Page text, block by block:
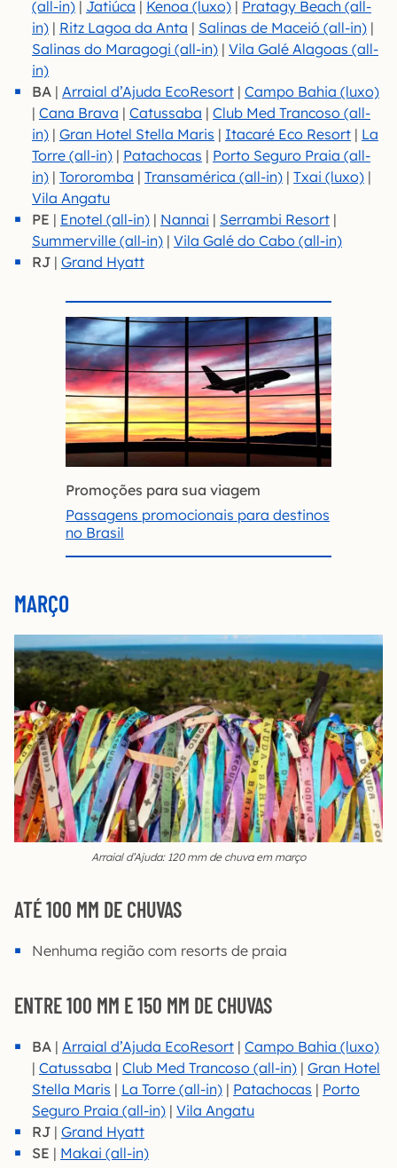
(all-in) | Jatiúca | Kenoa (luxo) | Pratagy Beach (all-
in) | Ritz Lagoa da Anta | Salinas de Maceió (all-in) |
Salinas do Maragogi (all-in) | Vila Galé Alagoas (all-
in)
BA | Arraial d’Ajuda EcoResort | Campo Bahia (luxo)
| Cana Brava | Catussaba | Club Med Trancoso (all-
in) | Gran Hotel Stella Maris | Itacaré Eco Resort | La
Torre (all-in) | Patachocas | Porto Seguro Praia (all-
in) | Tororomba | Transamérica (all-in) | Txai (luxo) |
Vila Angatu
PE | Enotel (all-in) | Nannai | Serrambi Resort |
Summerville (all-in) | Vila Galé do Cabo (all-in)
RJ | Grand Hyatt
Promoções para sua viagem
Passagens promocionais para destinos
no Brasil
MARÇO
Arraial d’Ajuda: 120 mm de chuva em março
ATÉ 100 MM DE CHUVAS
Nenhuma região com resorts de praia
ENTRE 100 MM E 150 MM DE CHUVAS
BA | Arraial d’Ajuda EcoResort | Campo Bahia (luxo)
| Catussaba | Club Med Trancoso (all-in) | Gran Hotel
Stella Maris | La Torre (all-in) | Patachocas | Porto
Seguro Praia (all-in) | Vila Angatu
RJ | Grand Hyatt
SE | Makai (all-in)